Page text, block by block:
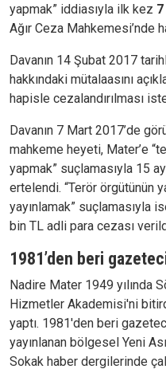
yapmak” iddiasıyla ilk kez
Ağır Ceza Mahkemesi’nde
Davanın 14 Şubat 2017
hakkındaki mütalaasını
hapisle cezalandırılması
Davanın 7 Mart 2017’de
mahkeme heyeti, Mater’e
yapmak” suçlamasıyla 15
ertelendi. “Terör örgütünün
yayınlamak” suçlamasıyla
bin TL adli para cezası
1981’den beri
Nadire Mater 1949 yılında
Hizmetler Akademisi'ni
yaptı. 1981'den beri
yayınlanan bölgesel Yeni
Sokak haber dergilerinde